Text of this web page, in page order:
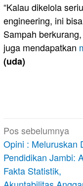
“Kalau dikelola
engineering, ini
Sampah
juga mendapatkan
(uda)
Navigasi
pos
Pos sebelumnya
Opini : Meluruskan
Pendidikan Jambi:
Fakta Statistik,